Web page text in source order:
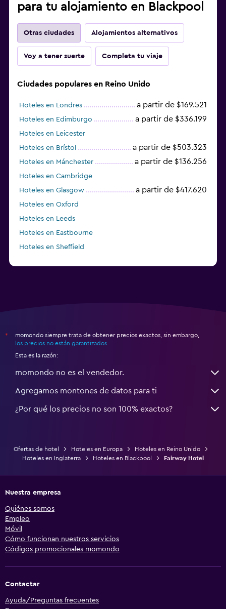
para tu alojamiento en Blackpool
Otras ciudades Alojamientos alternativos
Voy a tener suerte Completa tu viaje
Ciudades populares en Reino Unido
Hoteles en Londres a partir de $169.521
Hoteles en Edimburgo a partir de $336.199
Hoteles en Leicester
Hoteles en Brístol
a partir de $503.323
Hoteles en Mánchester a partir de $136.256
Hoteles en Cambridge
Hoteles en Glasgow
a partir de $417.620
Hoteles en Oxford
Hoteles en Leeds
Hoteles en Eastbourne
Hoteles en Sheffield
*
momondo siempre trata de obtener precios exactos, sin embargo,
los precios no están garantizados
Esta es la razón:
momondo no es el vendedor.
Agregamos montones de datos para ti
¿Por qué los precios no son 100% exactos?
Ofertas de hotel Hoteles en Europa
Hoteles en Reino Unido
Hoteles en Inglaterra
Hoteles en Blackpool Fairway Hotel
Nuestra empresa
Quiénes somos
Empleo
Móvil
Cómo funcionan nuestros servicios
Códigos promocionales momondo
Contactar
Ayuda/Preguntas frecuentes